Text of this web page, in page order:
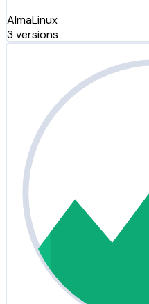
AlmaLinux
3 versions